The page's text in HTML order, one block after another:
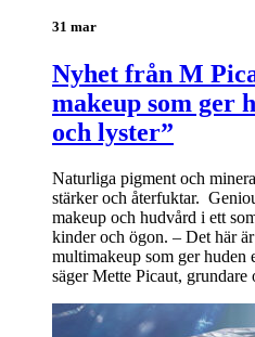
31 mar
Nyhet från M
makeup som ger
och lyster”
Naturliga pigment och
stärker och återfuktar.
makeup och hudvård i ett
kinder och ögon. – Det här
multimakeup som ger huden
säger Mette Picaut,